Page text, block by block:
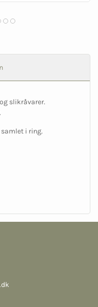
slikråvarer.
samlet i ring.